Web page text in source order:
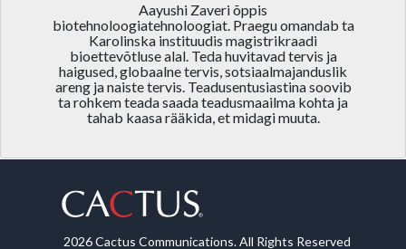
Aayushi Zaveri õppis
biotehnoloogiatehnoloogiat. Praegu omandab ta
Karolinska instituudis magistrikraadi
bioettevõtluse alal. Teda huvitavad tervis ja
haigused, globaalne tervis, sotsiaalmajanduslik
areng ja naiste tervis. Teadusentusiastina soovib
ta rohkem teada saada teadusmaailma kohta ja
tahab kaasa rääkida, et midagi muuta.
2026 Cactus Communications. All Rights Reserved